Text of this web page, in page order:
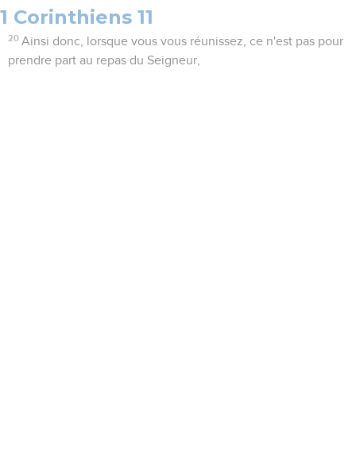
1 Corinthiens 11
20 Ainsi donc, lorsque vous vous réunissez, ce n'est pas pour
prendre part au repas du Seigneur,